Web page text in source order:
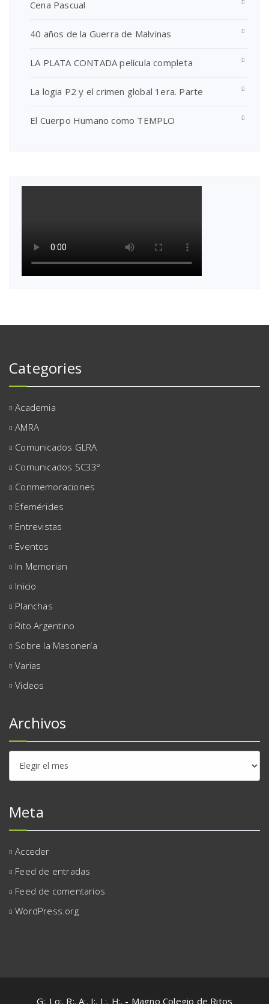
Cena Pascual
40 años de la Guerra de Malvinas
LA PLATA CONTADA película completa
La logia P2 y el crimen global 1era. Parte
El Cuerpo Humano como TEMPLO
Categories
Academia
AMRA
Comunicados GLRA
Comunicados SC33º
Conmemoraciones
Efemérides
Entrevistas
Eventos
In Memorian
Inicio
Planchas
Rito Argentino
Sobre la Masonería
Varias
Videos
Archivos
Archivos
Meta
Acceder
Feed de entradas
Feed de comentarios
WordPress.org
G:. Lo:. R:. A:. I:. L:. H:. - Magno Colegio de Ritos